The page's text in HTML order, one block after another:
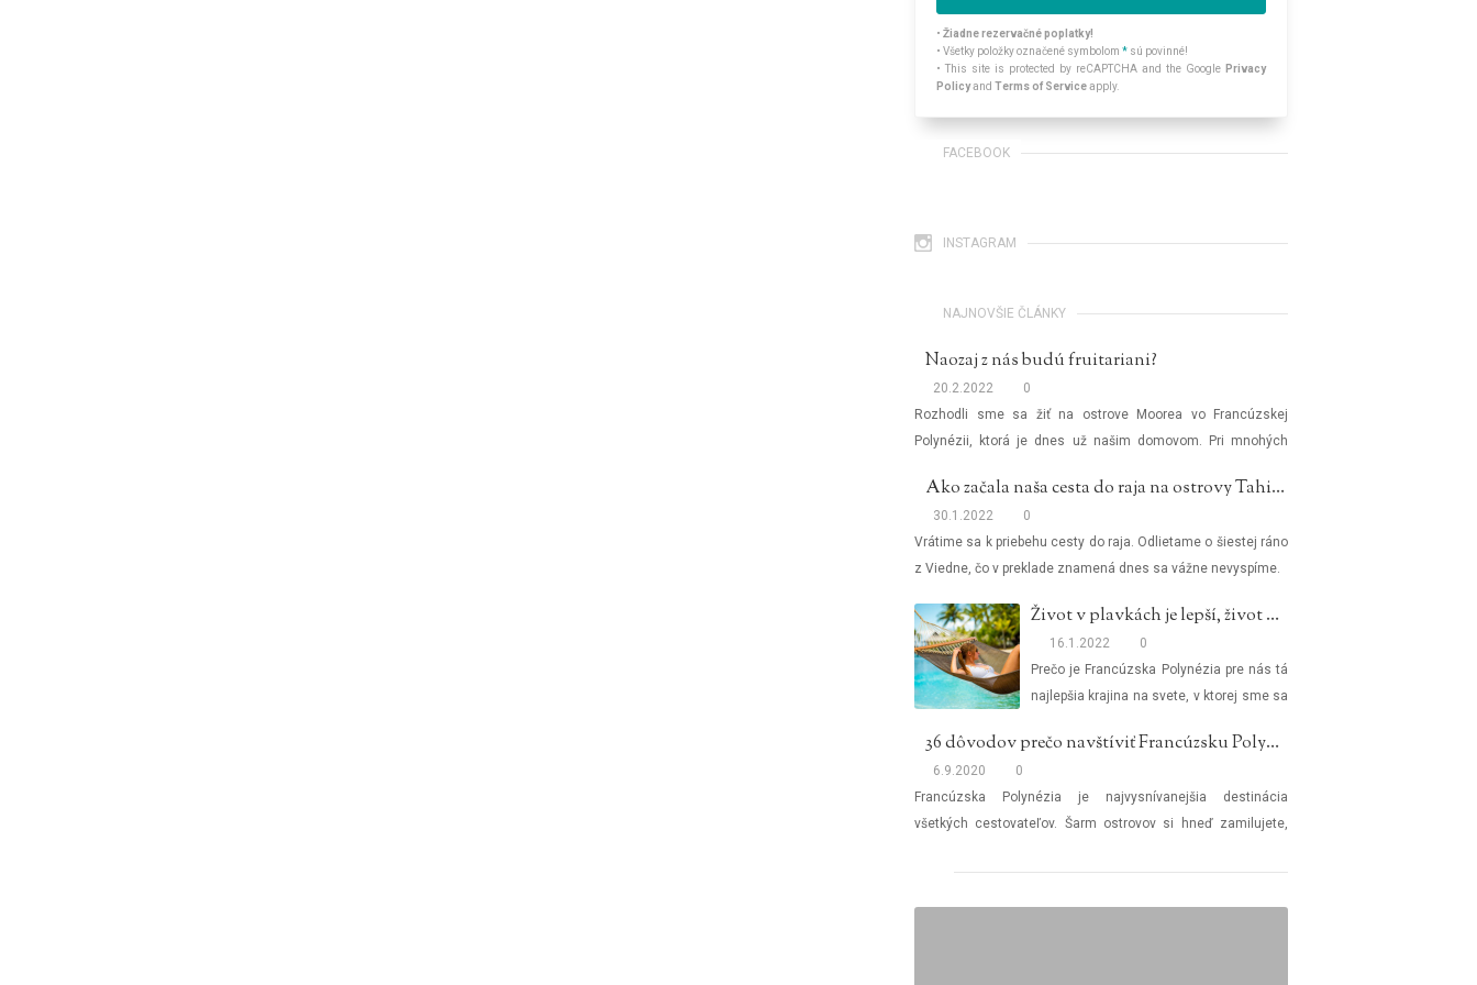
• Žiadne rezervačné poplatky!
• Všetky položky označené symbolom * sú povinné!
• This site is protected by reCAPTCHA and the Google Privacy
Policyand Terms of Serviceapply.
FACEBOOK
INSTAGRAM
NAJNOVŠIE ČLÁNKY
Naozaj z nás budú fruitariani?
20.2.2022
0
Rozhodli sme sa žiť na ostrove Moorea vo Francúzskej
Polynézii, ktorá je dnes už našim domovom. Pri mnohých
neznáma. Čo budeme jesť?
Ako začala naša cesta do raja na ostrovy Tahiti, Moorea a Bora Bora vo Francúzskej Polynézii
30.1.2022
0
Vrátime sa k priebehu cesty do raja. Odlietame o šiestej ráno
z Viedne, čo v preklade znamená dnes sa vážne nevyspíme.
Život v plavkách je lepší, život vo Francúzskej Polynézii je najlepší
16.1.2022
0
Prečo je Francúzska Polynézia pre nás tá
najlepšia krajina na svete, v ktorej sme sa
36 dôvodov prečo navštíviť Francúzsku Polynéziu
6.9.2020
0
Francúzska Polynézia je najvysnívanejšia destinácia
všetkých cestovateľov. Šarm ostrovov si hneď zamilujete,
otázku prečo ísť do Francúzskej Polynézie?